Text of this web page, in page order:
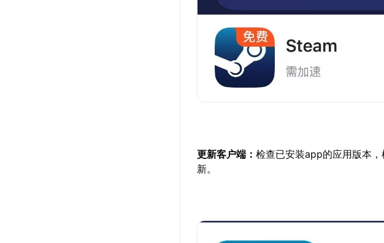
更新客户端：检查已安装app的应用版本，
新。